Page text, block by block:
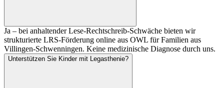
Ja – bei anhaltender Lese-Rechtschreib-Schwäche bieten wir
strukturierte LRS-Förderung online aus OWL für Familien aus
Villingen-Schwenningen. Keine medizinische Diagnose durch uns.
Unterstützen Sie Kinder mit Legasthenie?